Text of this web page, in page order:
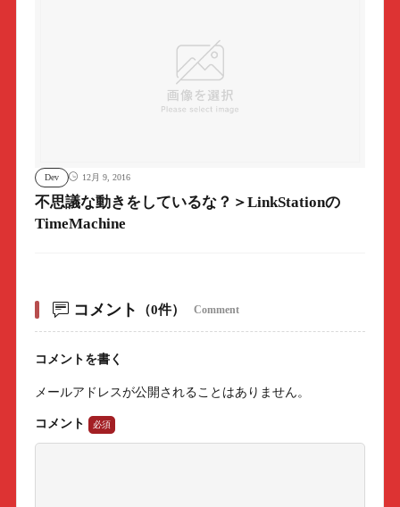
Dev 12月 9, 2016
不思議な動きをしているな？＞LinkStationの
TimeMachine
コメント （0件） Comment
コメントを書く
メールアドレスが公開されることはありません。
コメント